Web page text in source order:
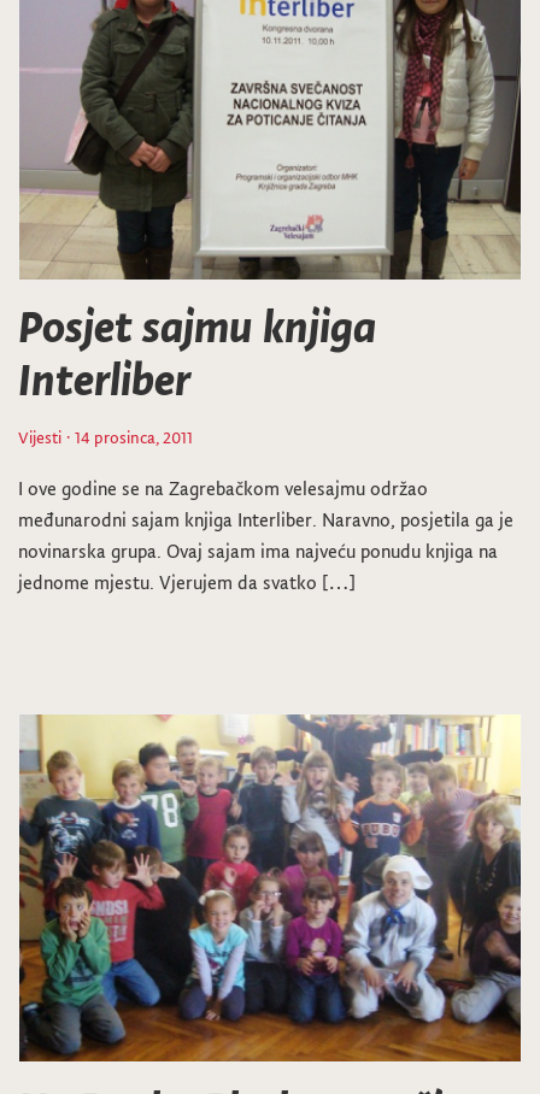
Posjet sajmu knjiga
Interliber
Vijesti · 14 prosinca, 2011
I ove godine se na Zagrebačkom velesajmu održao
međunarodni sajam knjiga Interliber. Naravno, posjetila ga je
novinarska grupa. Ovaj sajam ima najveću ponudu knjiga na
jednome mjestu. Vjerujem da svatko […]